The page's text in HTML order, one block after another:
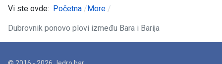
Vi ste ovde: Početna More
Dubrovnik ponovo plovi između Bara i Barija